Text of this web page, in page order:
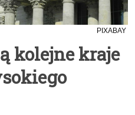
PIXABAY
kolejne kraje